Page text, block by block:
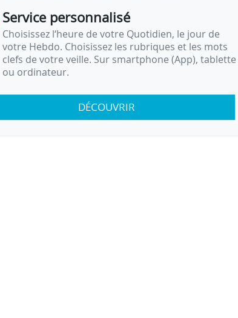
Service personnalisé
Choisissez l‘heure de votre Quotidien, le jour de
votre Hebdo. Choisissez les rubriques et les mots
clefs de votre veille. Sur smartphone (App), tablette
ou ordinateur.
DÉCOUVRIR